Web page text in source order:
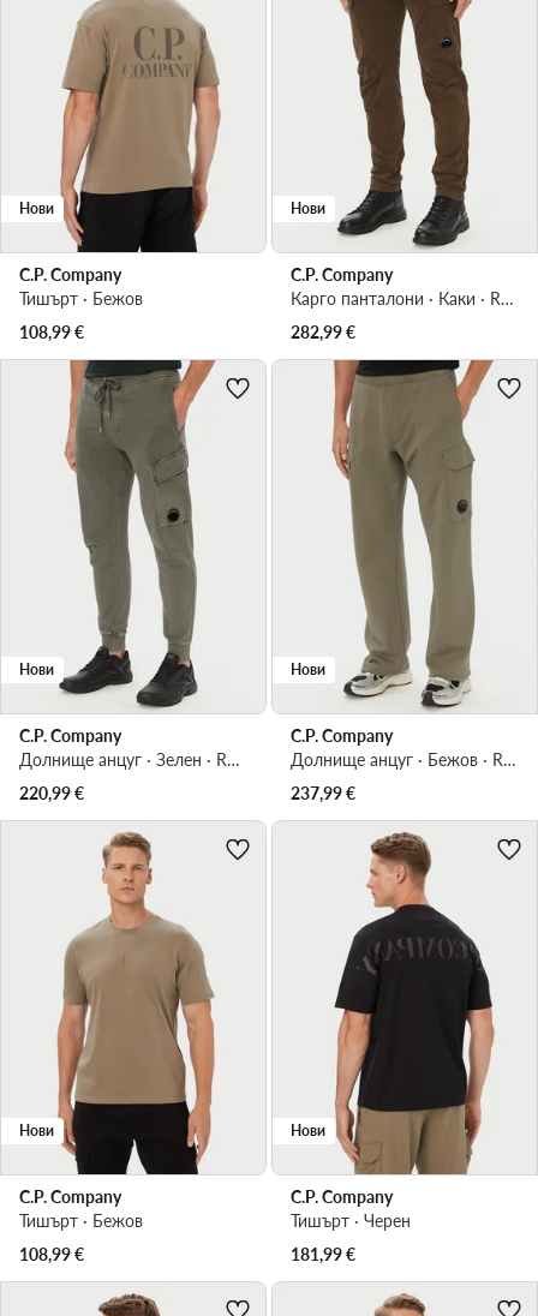
Нови
C.P. Company
Тишърт · Бежов
108,99€
Нови
C.P. Company
Карго панталони · Каки · Regular Fit
282,99€
Нови
C.P. Company
Долнище анцуг · Зелен · Regular Fit
220,99€
Нови
C.P. Company
Долнище анцуг · Бежов · Regular Fit
237,99€
Нови
C.P. Company
Тишърт · Бежов
108,99€
Нови
C.P. Company
Тишърт · Черен
181,99€